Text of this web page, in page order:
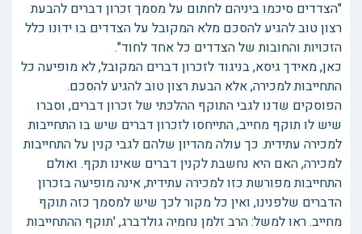
"הצדדים סיכמו ביניהם לחתום על מסמך זכרון דברים להבעת
רצון טוב להגיע להסכם מלא המקובל על הצדדים בו ידונו כלל
הזכויות והחובות של הצדדים כל אחד לחוד".
כאן, מאידך גיסא, בניגוד לזכרון דברים המקובל, לא מופיעה כל
התחייבות למכירה, אלא הבעת רצון טוב להגיע להסכם.
הפוסקים שדנו לגבי התוקף ההלכתי של זכרון דברים, וסברו
שיש לו תוקף מחייב, התייחסו לזכרון דברים שיש בו התחייבות
למכירה עתידית. כך עולה מהדיון שלהם לגבי קנין על התחייבות
למכירה, האם היא נחשבת לקנין דברים שאינו תקף. ואולם
התחייבות מפורשת כזו למכירה עתידית, אינה מופיעה בזכרון
הדברים שלפנינו, ואין כל מקור לכך שיש למסמך כזה תוקף
מחייב. ראו למשל: הרב זלמן נחמיה גולדברג, 'תוקף ההתחייבות